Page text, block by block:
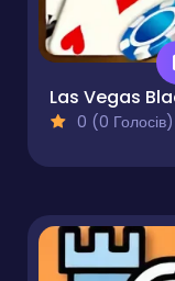
0 (0 Голосів)